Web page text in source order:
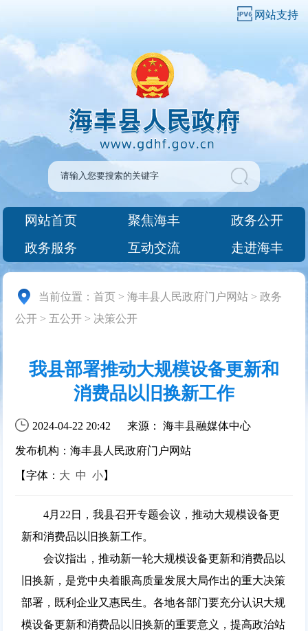
网站支持
网站首页 聚焦海丰
政务公开
政务服务
互动交流 走进海丰
当前位置：首页 >海丰县人民政府门户网站 >政务
公开 > 五公开 > 决策公开
我县部署推动大规模设备更新和
消费品以旧换新工作
2024-04-22 20:42 来源： 海丰县融媒体中心
发布机构：海丰县人民政府门户网站
【字体： 大 中 小】
4月22日，我县召开专题会议，推动大规模设备更
新和消费品以旧换新工作。
会议指出，推动新一轮大规模设备更新和消费品以
旧换新，是党中央着眼高质量发展大局作出的重大决策
部署，既利企业又惠民生。各地各部门要充分认识大规
模设备更新和消费品以旧换新的重要意义，提高政治站